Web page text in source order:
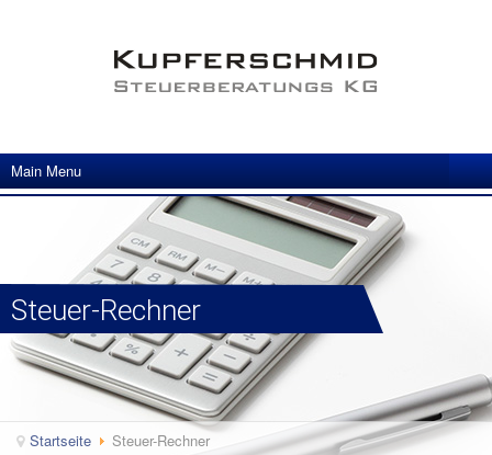
Main Menu
Steuer-Rechner
Startseite Steuer-Rechner